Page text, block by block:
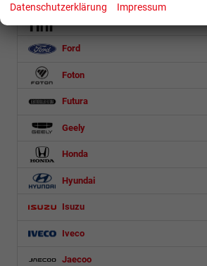
Ford
Foton
Futura
Geely
Honda
Hyundai
Isuzu
Iveco
Jaecoo
Datenschutzerklärung Impressum